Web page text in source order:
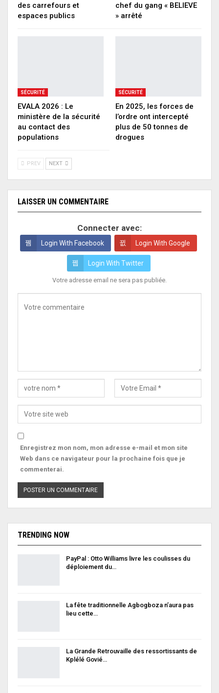
des carrefours et
espaces publics
chef du gang « BELIEVE
» arrêté
SÉCURITÉ
EVALA 2026 : Le
ministère de la sécurité
au contact des
populations
SÉCURITÉ
En 2025, les forces de
l’ordre ont intercepté
plus de 50 tonnes de
drogues
PREV NEXT
LAISSER UN COMMENTAIRE
Connecter avec:
Login With Facebook Login With Google
Login With Twitter
Votre adresse email ne sera pas publiée.
Enregistrez mon nom, mon adresse e-mail et mon site
Web dans ce navigateur pour la prochaine fois que je
commenterai.
TRENDING NOW
PayPal : Otto Williams livre les coulisses du
déploiement du…
La fête traditionnelle Agbogboza n’aura pas
lieu cette…
La Grande Retrouvaille des ressortissants de
Kplélé Govié…